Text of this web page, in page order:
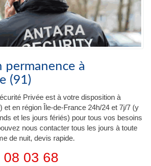
permanence à
(91)
Privée est à votre disposition à
et en région Île-de-France 24h/24 et 7j/7 (y
et les jours fériés) pour tous vos besoins
nous contacter tous les jours à toute
de nuit, devis rapide.
08 03 68